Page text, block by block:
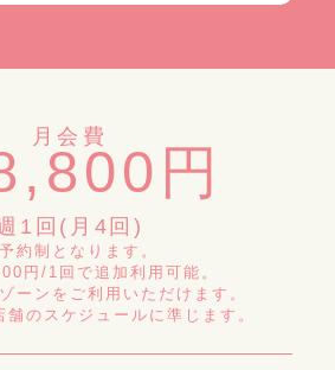
月会費
円
1回(月4回)
予約制となります。
円/1回で追加利用可能。
ーンをご利用いただけます。
舗のスケジュールに準じます。